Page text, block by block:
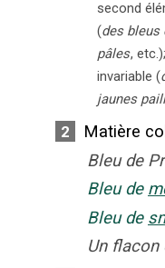
second
(des bleus
pâles,
invariable (
jaunes
2
Matière
Bleu de
Bleu de
Bleu de
Un flacon